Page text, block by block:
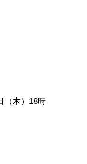
（木）18時